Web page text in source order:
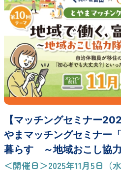
【マッチングセミナー
やまマッチングセミナー
暮らす ～地域おこし協力
＜開催日＞2025年11月5日（